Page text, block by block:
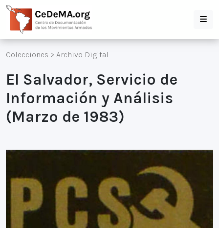
Colecciones > Archivo Digital
El Salvador, Servicio de
Información y Análisis
(Marzo de 1983)